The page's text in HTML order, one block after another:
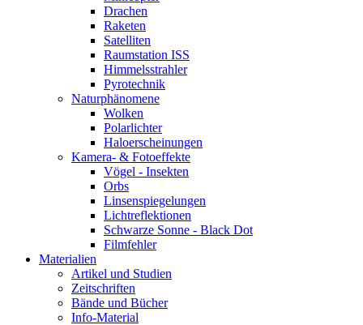
Drachen
Raketen
Satelliten
Raumstation ISS
Himmelsstrahler
Pyrotechnik
Naturphänomene
Wolken
Polarlichter
Haloerscheinungen
Kamera- & Fotoeffekte
Vögel - Insekten
Orbs
Linsenspiegelungen
Lichtreflektionen
Schwarze Sonne - Black Dot
Filmfehler
Materialien
Artikel und Studien
Zeitschriften
Bände und Bücher
Info-Material